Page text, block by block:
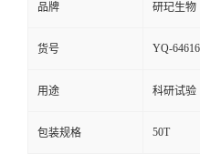
品牌 研玘生物
货号 YQ-
用途 科研试验
包装规格 50T